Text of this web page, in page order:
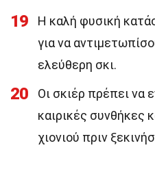
19
Η καλή φυσική
για να
ελεύθερη σκι.
20
Οι σκιέρ πρέπει να
καιρικές συνθήκες
χιονιού πριν